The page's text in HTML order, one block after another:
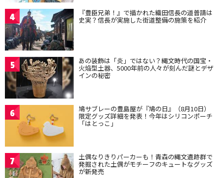
4 『豊臣兄弟！』で描かれた織田信長の道普請は
史実？信長が実施した街道整備の施策を紹介
5 あの装飾は「炎」ではない？縄文時代の国宝・
火焔型土器、5000年前の人々が刻んだ謎とデザ
インの秘密
6 鳩サブレーの豊島屋が『鳩の日』（8月10日）
限定グッズ詳細を発表！今年はシリコンポーチ
「はとっこ」
7 土偶なりきりパーカーも！青森の縄文遺跡群で
発掘された土偶がモチーフのキュートなグッズ
が新発売